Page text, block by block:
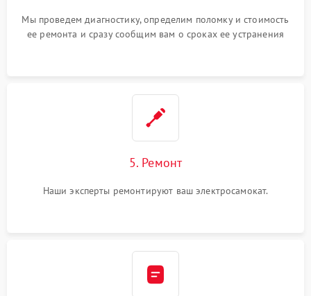
Мы проведем диагностику, определим поломку и стоимость
ее ремонта и сразу сообщим вам о сроках ее устранения
5. Ремонт
Наши эксперты ремонтируют ваш электросамокат.